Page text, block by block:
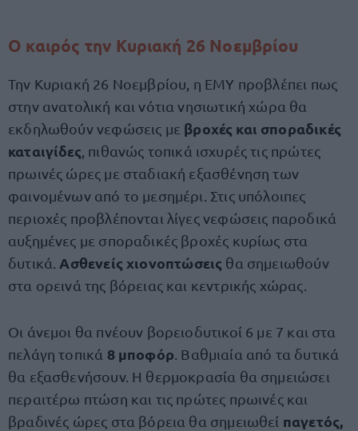
Ο καιρός την Κυριακή 26 Νοεμβρίου
Την Κυριακή 26 Νοεμβρίου, η ΕΜΥ προβλέπει πως
στην ανατολική και νότια νησιωτική χώρα θα
εκδηλωθούν νεφώσεις με βροχές και σποραδικές
καταιγίδες , πιθανώς τοπικά ισχυρές τις πρώτες
πρωινές ώρες με σταδιακή εξασθένηση των
φαινομένων από το μεσημέρι. Στις υπόλοιπες
περιοχές προβλέπονται λίγες νεφώσεις παροδικά
αυξημένες με σποραδικές βροχές κυρίως στα
δυτικά. Ασθενείς χιονοπτώσεις θα σημειωθούν
στα ορεινά της βόρειας και κεντρικής χώρας.
Οι άνεμοι θα πνέουν βορειοδυτικοί 6 με 7 και στα
πελάγη τοπικά 8 μποφόρ . Βαθμιαία από τα δυτικά
θα εξασθενήσουν. Η θερμοκρασία θα σημειώσει
περαιτέρω πτώση και τις πρώτες πρωινές και
βραδινές ώρες στα βόρεια θα σημειωθεί παγετός,